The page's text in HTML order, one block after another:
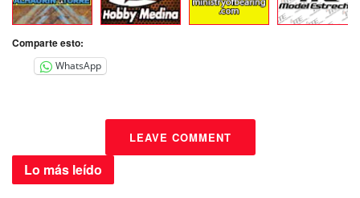
Comparte esto:
WhatsApp
LEAVE COMMENT
Lo más leído